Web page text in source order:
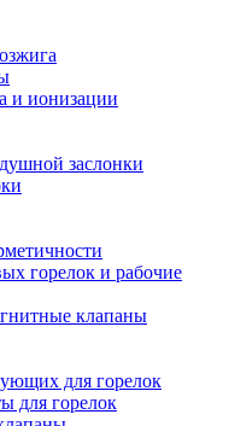
и ионизации
заслонки
горелок и рабочие
клапаны
для горелок
для горелок